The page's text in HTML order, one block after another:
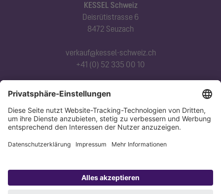
KESSEL Schweiz
Deisrütistrasse 6
8472 Seuzach
verkauf@kessel-schweiz.ch
+41 (0) 52 335 00 10
Abonnieren Sie unseren Newsletter
Jetzt anmelden
Datenschutz Impressum